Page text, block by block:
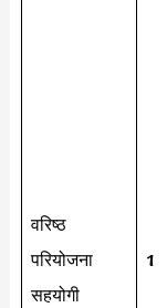
वरिष्ठ
परियोजना
सहयोगी
1